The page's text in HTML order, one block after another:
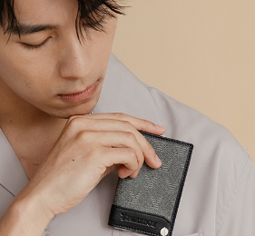
停止該用戶之使用額度並採取法律行動。